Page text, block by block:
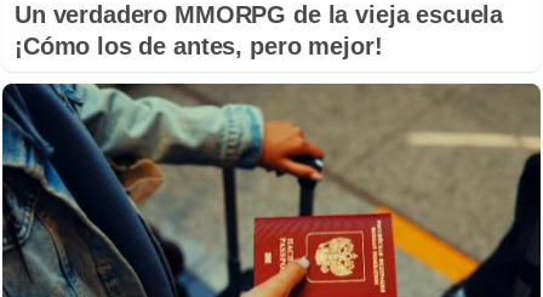
Un verdadero MMORPG de la vieja escuela
¡Cómo los de antes, pero mejor!